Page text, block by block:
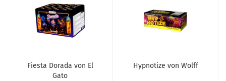
Fiesta Dorada von El
Gato
Hypnotize von Wolff